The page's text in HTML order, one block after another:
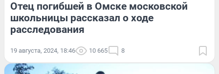
Отец погибшей в Омске московской
школьницы рассказал о ходе
расследования
19 августа, 2024, 18:46 10 665 8